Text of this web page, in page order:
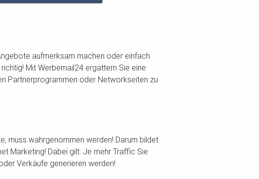
aufmerksam machen oder einfach
Mit Werbemail24 ergattern Sie eine
Partnerprogrammen oder Networkseiten zu
muss wahrgenommen werden! Darum bildet
Marketing! Dabei gilt: Je mehr Traffic Sie
Verkäufe generieren werden!